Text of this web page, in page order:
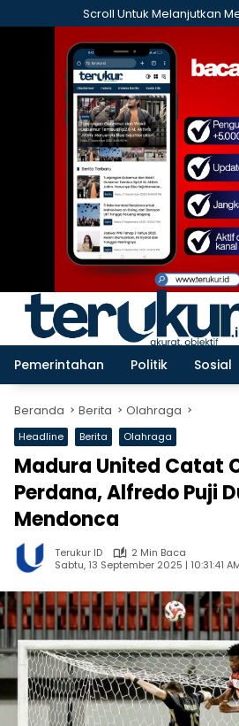
ke
Scroll Untuk Melanjutkan
Pemerintahan Politik Sosial
Beranda Berita Olahraga
Headline Berita Olahraga
Madura United Catat
Perdana, Alfredo Puji
Mendonca
Terukur ID
2 Min Baca
Sabtu, 13 September 2025 | 10:31:41